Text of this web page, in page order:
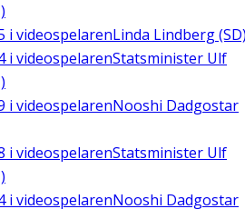
i videospelarenLinda Lindberg
i videospelarenStatsminister Ulf
i videospelarenNooshi Dadgostar
i videospelarenStatsminister Ulf
i videospelarenNooshi Dadgostar